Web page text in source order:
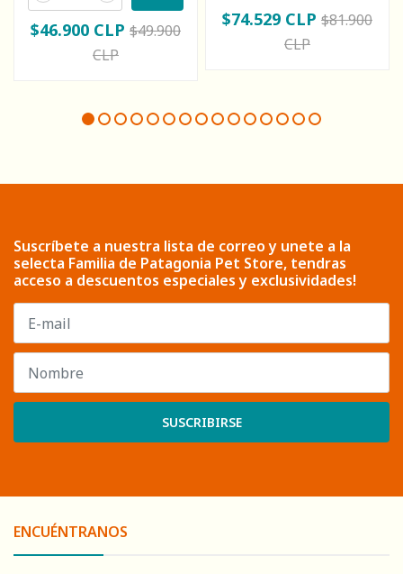
$46.900 CLP $49.900
CLP
$74.529 CLP $81.900
CLP
Suscríbete a nuestra lista de correo y unete a la
selecta Familia de Patagonia Pet Store, tendras
acceso a descuentos especiales y exclusividades!
SUSCRIBIRSE
ENCUÉNTRANOS